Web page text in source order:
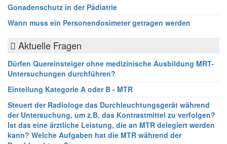
Gonadenschutz in der Pädiatrie
Wann muss ein Personendosimeter getragen werden
Aktuelle Fragen
Dürfen Quereinsteiger ohne medizinische Ausbildung MRT-
Untersuchungen durchführen?
Einteilung Kategorie A oder B - MTR
Steuert der Radiologe das Durchleuchtungsgerät während
der Untersuchung, um z.B. das Kontrastmittel zu verfolgen?
Ist das eine ärztliche Leistung, die an MTR delegiert werden
kann? Welche Aufgaben hat die MTR während der